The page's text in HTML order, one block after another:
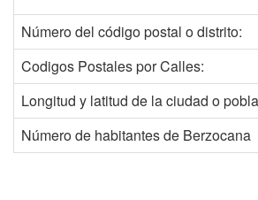
Número del código postal o distrito:
Codigos Postales por Calles:
Longitud y latitud de la ciudad o
Número de habitantes de Berzocana